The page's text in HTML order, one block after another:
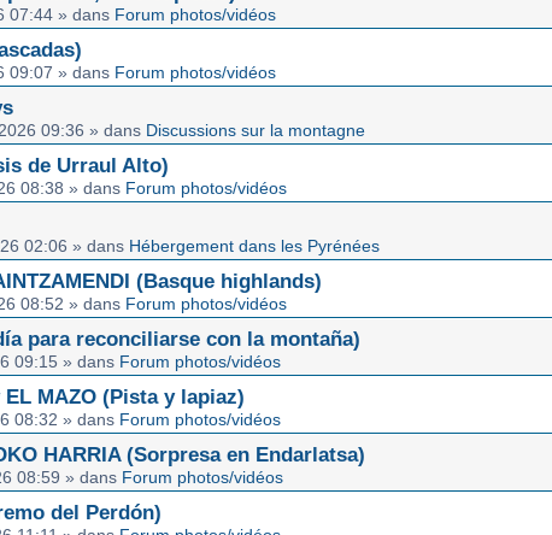
07:44 » dans Forum photos/vidéos
09:07 » dans Forum photos/vidéos
09:36 » dans Discussions sur la montagne
de Urraul Alto)
08:38 » dans Forum photos/vidéos
02:06 » dans Hébergement dans les Pyrénées
(Basque highlands)
08:52 » dans Forum photos/vidéos
para reconciliarse con la montaña)
09:15 » dans Forum photos/vidéos
EL MAZO (Pista y lapiaz)
08:32 » dans Forum photos/vidéos
HARRIA (Sorpresa en Endarlatsa)
08:59 » dans Forum photos/vidéos
del Perdón)